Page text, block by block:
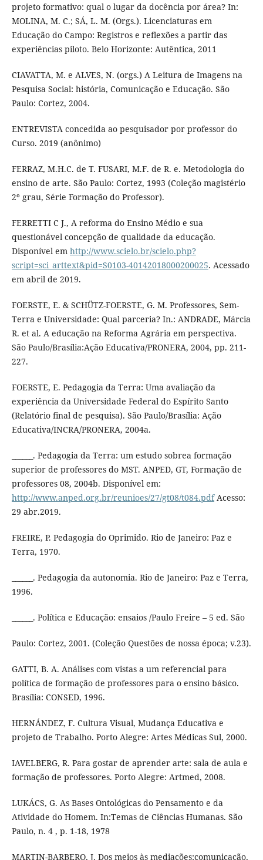
projeto formativo: qual o lugar da docência por área? In:
MOLINA, M. C.; SÁ, L. M. (Orgs.). Licenciaturas em
Educação do Campo: Registros e reflexões a partir das
experiências piloto. Belo Horizonte: Autêntica, 2011
CIAVATTA, M. e ALVES, N. (orgs.) A Leitura de Imagens na
Pesquisa Social: história, Comunicação e Educação. São
Paulo: Cortez, 2004.
ENTREVISTA concedida ao pesquisador por professor do
Curso. 2019 (anônimo)
FERRAZ, M.H.C. de T. FUSARI, M.F. de R. e. Metodologia do
ensino de arte. São Paulo: Cortez, 1993 (Coleção magistério
2º grau, Série Formação do Professor).
FERRETTI C J., A reforma do Ensino Médio e sua
questionável concepção de qualidade da educação.
Disponível em http://www.scielo.br/scielo.php?
script=sci_arttext&pid=S0103-40142018000200025. Acessado
em abril de 2019.
FOERSTE, E. & SCHÜTZ-FOERSTE, G. M. Professores, Sem-
Terra e Universidade: Qual parceria? In.: ANDRADE, Márcia
R. et al. A educação na Reforma Agrária em perspectiva.
São Paulo/Brasília:Ação Educativa/PRONERA, 2004, pp. 211-
227.
FOERSTE, E. Pedagogia da Terra: Uma avaliação da
experiência da Universidade Federal do Espírito Santo
(Relatório final de pesquisa). São Paulo/Brasília: Ação
Educativa/INCRA/PRONERA, 2004a.
______. Pedagogia da Terra: um estudo sobrea formação
superior de professores do MST. ANPED, GT, Formação de
professores 08, 2004b. Disponível em:
http://www.anped.org.br/reunioes/27/gt08/t084.pdfAcesso:
29 abr.2019.
FREIRE, P. Pedagogia do Oprimido. Rio de Janeiro: Paz e
Terra, 1970.
______. Pedagogia da autonomia. Rio de Janeiro: Paz e Terra,
1996.
______. Política e Educação: ensaios /Paulo Freire – 5 ed. São
Paulo: Cortez, 2001. (Coleção Questões de nossa época; v.23).
GATTI, B. A. Análises com vistas a um referencial para
política de formação de professores para o ensino básico.
Brasília: CONSED, 1996.
HERNÁNDEZ, F. Cultura Visual, Mudança Educativa e
projeto de Trabalho. Porto Alegre: Artes Médicas Sul, 2000.
IAVELBERG, R. Para gostar de aprender arte: sala de aula e
formação de professores. Porto Alegre: Artmed, 2008.
LUKÁCS, G. As Bases Ontológicas do Pensamento e da
Atividade do Homem. In:Temas de Ciências Humanas. São
Paulo, n. 4 , p. 1-18, 1978
MARTIN-BARBERO, J. Dos meios às mediações:comunicação,